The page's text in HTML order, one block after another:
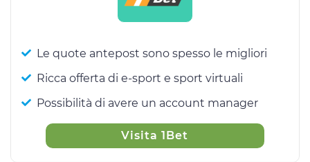
Le quote antepost sono spesso le migliori
Ricca offerta di e-sport e sport virtuali
Possibilità di avere un account manager
Visita 1Bet